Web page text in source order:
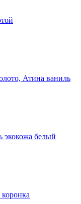
Атина ваниль
экокожа белый